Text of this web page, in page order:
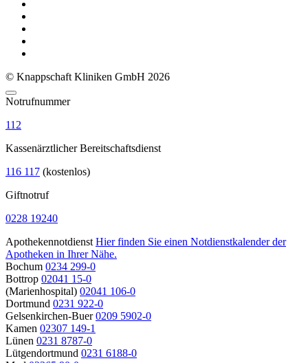
© Knappschaft Kliniken GmbH 2026
Notrufnummer
112
Kassenärztlicher Bereitschaftsdienst
116 117 (kostenlos)
Giftnotruf
0228 19240
Apothekennotdienst Hier finden Sie einen Notdienstkalender der
Apotheken in Ihrer Nähe.
Bochum 0234 299-0
Bottrop 02041 15-0
(Marienhospital) 02041 106-0
Dortmund 0231 922-0
Gelsenkirchen-Buer 0209 5902-0
Kamen 02307 149-1
Lünen 0231 8787-0
Lütgendortmund 0231 6188-0